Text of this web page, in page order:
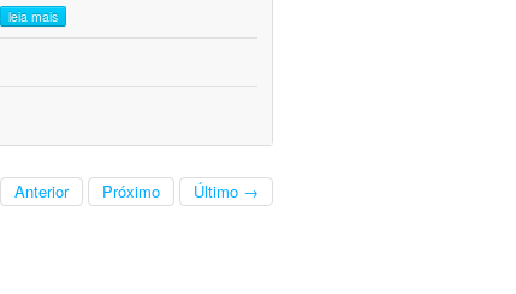
leia mais
Anterior Próximo Último →